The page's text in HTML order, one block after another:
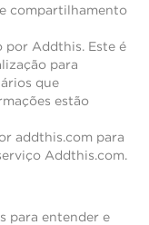
compartilhamento
por Addthis. Este é
para
que
estão
addthis.com para
Addthis.com.
para entender e